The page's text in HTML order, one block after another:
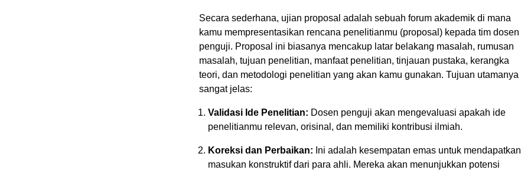
Secara sederhana, ujian proposal adalah sebuah forum akademik di mana
kamu mempresentasikan rencana penelitianmu (proposal) kepada tim dosen
penguji. Proposal ini biasanya mencakup latar belakang masalah, rumusan
masalah, tujuan penelitian, manfaat penelitian, tinjauan pustaka, kerangka
teori, dan metodologi penelitian yang akan kamu gunakan. Tujuan utamanya
sangat jelas:
Validasi Ide Penelitian: Dosen penguji akan mengevaluasi apakah ide
penelitianmu relevan, orisinal, dan memiliki kontribusi ilmiah.
Koreksi dan Perbaikan: Ini adalah kesempatan emas untuk mendapatkan
masukan konstruktif dari para ahli. Mereka akan menunjukkan potensi